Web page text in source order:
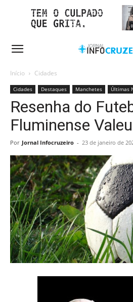
Início Cidades
Cidades Destaques Manchetes Últimas
Resenha do
Fluminense
Por Jornal Infocruzeiro - 23 de janeiro de